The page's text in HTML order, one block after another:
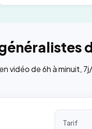
vidéo de 6h à minuit,
Tarif